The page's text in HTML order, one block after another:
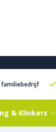
familiebedrijf
& Klinkers